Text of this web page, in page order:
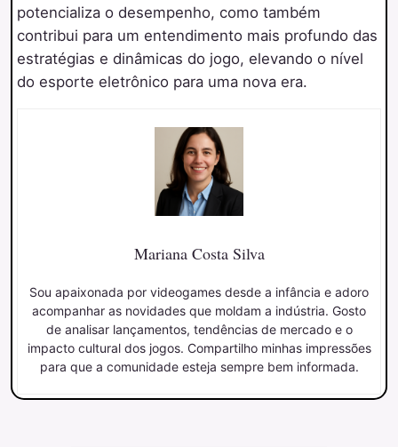
potencializa o desempenho, como também
contribui para um entendimento mais profundo das
estratégias e dinâmicas do jogo, elevando o nível
do esporte eletrônico para uma nova era.
Mariana Costa Silva
Sou apaixonada por videogames desde a infância e adoro
acompanhar as novidades que moldam a indústria. Gosto
de analisar lançamentos, tendências de mercado e o
impacto cultural dos jogos. Compartilho minhas impressões
para que a comunidade esteja sempre bem informada.